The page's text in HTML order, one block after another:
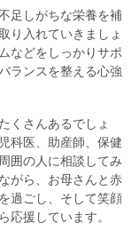
足しがちな栄養を補
り入れていきましょ
などをしっかりサポ
ランスを整える心強
くさんあるでしょ
科医、助産師、保健
囲の人に相談してみ
がら、お母さんと赤
過ごし、そして笑顔
応援しています。